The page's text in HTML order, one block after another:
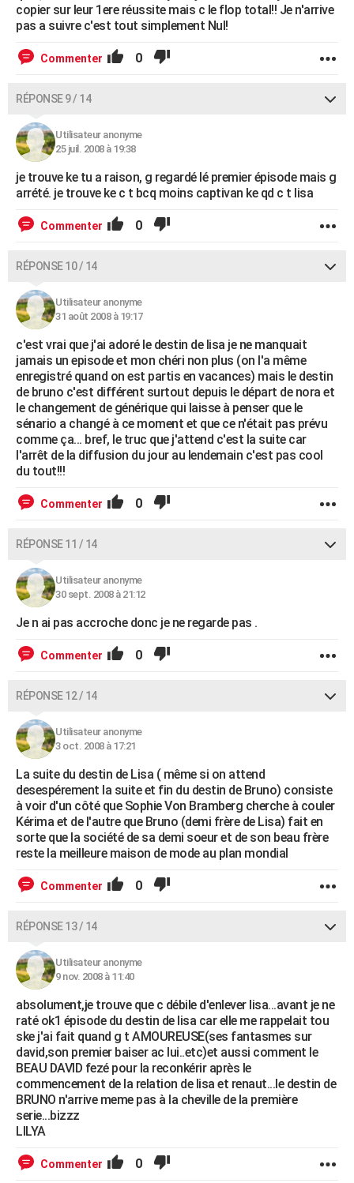
copier sur leur 1ere réussite mais c le flop total!! Je n'arrive
pas a suivre c'est tout simplement Nul!
Commenter 0
RÉPONSE 9 / 14
Utilisateur anonyme
25 juil. 2008 à 19:38
je trouve ke tu a raison, g regardé lé premier épisode mais g
arrété. je trouve ke c t bcq moins captivan ke qd c t lisa
Commenter 0
RÉPONSE 10 / 14
Utilisateur anonyme
31 août 2008 à 19:17
c'est vrai que j'ai adoré le destin de lisa je ne manquait
jamais un episode et mon chéri non plus (on l'a même
enregistré quand on est partis en vacances) mais le destin
de bruno c'est différent surtout depuis le départ de nora et
le changement de générique qui laisse à penser que le
sénario a changé à ce moment et que ce n'était pas prévu
comme ça... bref, le truc que j'attend c'est la suite car
l'arrêt de la diffusion du jour au lendemain c'est pas cool
du tout!!!
Commenter 0
RÉPONSE 11 / 14
Utilisateur anonyme
30 sept. 2008 à 21:12
Je n ai pas accroche donc je ne regarde pas .
Commenter 0
RÉPONSE 12 / 14
Utilisateur anonyme
3 oct. 2008 à 17:21
La suite du destin de Lisa ( même si on attend
desespérement la suite et fin du destin de Bruno) consiste
à voir d'un côté que Sophie Von Bramberg cherche à couler
Kérima et de l'autre que Bruno (demi frère de Lisa) fait en
sorte que la société de sa demi soeur et de son beau frère
reste la meilleure maison de mode au plan mondial
Commenter 0
RÉPONSE 13 / 14
Utilisateur anonyme
9 nov. 2008 à 11:40
absolument,je trouve que c débile d'enlever lisa...avant je ne
raté ok1 épisode du destin de lisa car elle me rappelait tou
ske j'ai fait quand g t AMOUREUSE(ses fantasmes sur
david,son premier baiser ac lui..etc)et aussi comment le
BEAU DAVID fezé pour la reconkérir après le
commencement de la relation de lisa et renaut...le destin de
BRUNO n'arrive meme pas à la cheville de la première
serie...bizzz
LILYA
Commenter 0